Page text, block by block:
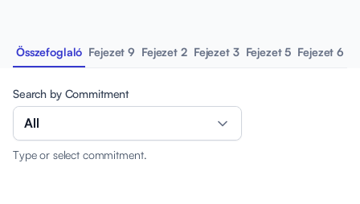
Összefoglaló Fejezet 9 Fejezet 2 Fejezet 3 Fejezet 5 Fejezet 6
Search by Commitment
All
Type or select commitment.